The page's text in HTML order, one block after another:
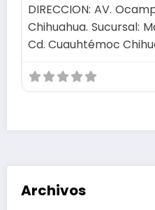
DIRECCION: AV.
Chihuahua. Sucursal:
Cd. Cuauhtémoc
Archivos